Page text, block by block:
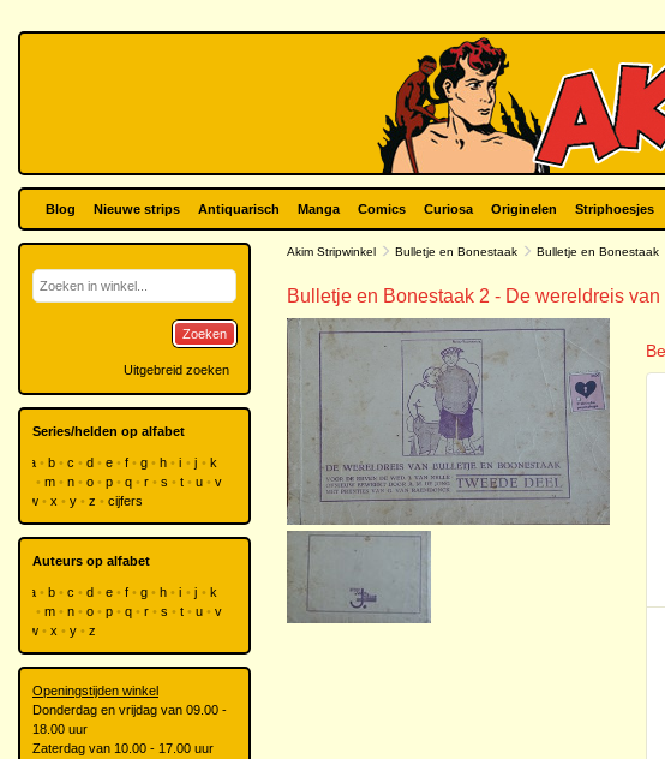
Blog Nieuwe strips Antiquarisch Manga Comics Curiosa Originelen Striphoesjes
Akim Stripwinkel Bulletje en Bonestaak Bulletje en Bonestaak
Bulletje en Bonestaak 2 - De wereldreis
Zoeken
Uitgebreid zoeken
Series/helden op alfabet
a b c d e f g h i j
k
m n o p q r s t u
v
w
x y z cijfers
Auteurs op alfabet
a b c d e f g h i j
k
m n o p q r s t u
v
w
x y z
Openingstijden winkel
Donderdag en vrijdag van 09.00 -
18.00 uur
Zaterdag van 10.00 - 17.00 uur